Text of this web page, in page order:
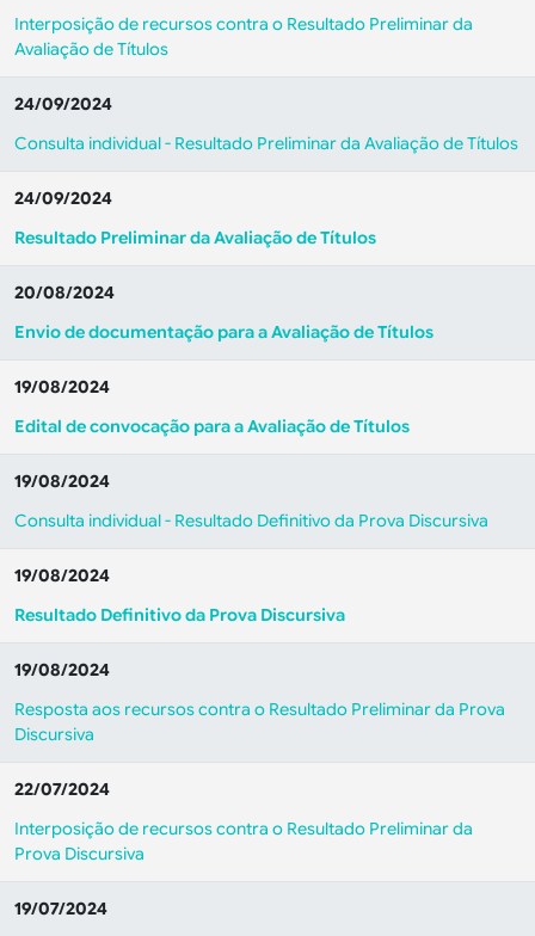
Interposição de recursos contra o Resultado Preliminar da
Avaliação de Títulos
24/09/2024
Consulta individual - Resultado Preliminar da Avaliação de Títulos
24/09/2024
Resultado Preliminar da Avaliação de Títulos
20/08/2024
Envio de documentação para a Avaliação de Títulos
19/08/2024
Edital de convocação para a Avaliação de Títulos
19/08/2024
Consulta individual - Resultado Definitivo da Prova Discursiva
19/08/2024
Resultado Definitivo da Prova Discursiva
19/08/2024
Resposta aos recursos contra o Resultado Preliminar da Prova
Discursiva
22/07/2024
Interposição de recursos contra o Resultado Preliminar da
Prova Discursiva
19/07/2024